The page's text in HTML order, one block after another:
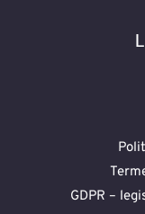
GDPR –